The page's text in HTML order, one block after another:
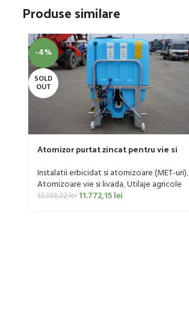
Produse similare
-4%
SOLD
OUT
Atomizor purtat zincat pentru vie si
Instalatii erbicidat si atomizoare (MET-uri),
Atomizoare vie si livada,Utilaje agricole
12.303,22lei 11.772,15lei